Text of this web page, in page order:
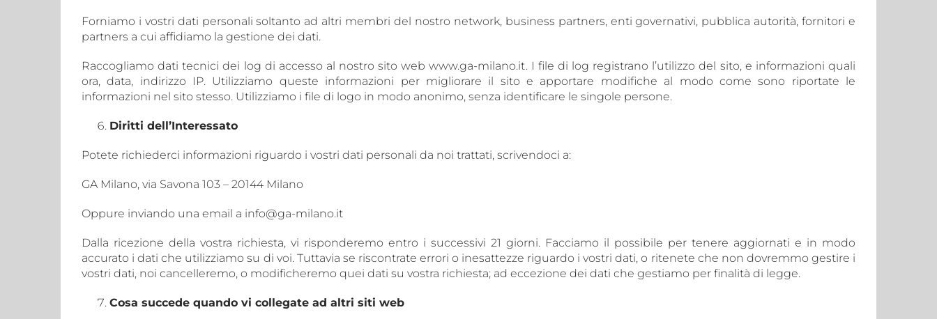
Forniamo i vostri dati personali soltanto ad altri membri del nostro network, business partners, enti governativi, pubblica autorità, fornitori e
partners a cui affidiamo la gestione dei dati.
Raccogliamo dati tecnici dei log di accesso al nostro sito web www.ga-milano.it. I file di log registrano l’utilizzo del sito, e informazioni quali
ora, data, indirizzo IP. Utilizziamo queste informazioni per migliorare il sito e apportare modifiche al modo come sono riportate le
informazioni nel sito stesso. Utilizziamo i file di logo in modo anonimo, senza identificare le singole persone.
Diritti dell’Interessato
Potete richiederci informazioni riguardo i vostri dati personali da noi trattati, scrivendoci a:
GA Milano, via Savona 103 – 20144 Milano
Oppure inviando una email a info@ga-milano.it
Dalla ricezione della vostra richiesta, vi risponderemo entro i successivi 21 giorni. Facciamo il possibile per tenere aggiornati e in modo
accurato i dati che utilizziamo su di voi. Tuttavia se riscontrate errori o inesattezze riguardo i vostri dati, o ritenete che non dovremmo gestire i
vostri dati, noi cancelleremo, o modificheremo quei dati su vostra richiesta; ad eccezione dei dati che gestiamo per finalità di legge.
Cosa succede quando vi collegate ad altri siti web